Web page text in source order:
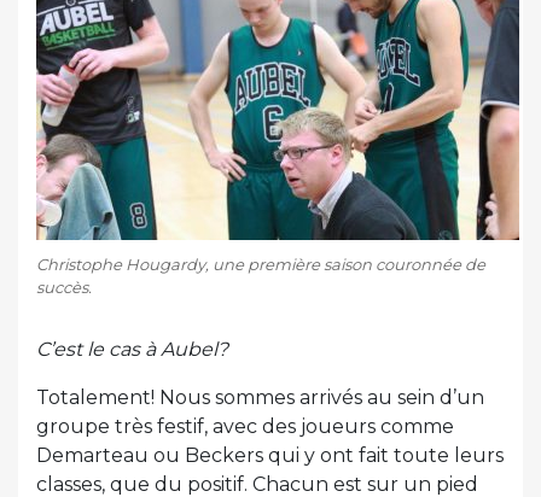
Christophe Hougardy, une première saison couronnée de
succès.
C’est le cas à Aubel?
Totalement! Nous sommes arrivés au sein d’un
groupe très festif, avec des joueurs comme
Demarteau ou Beckers qui y ont fait toute leurs
classes, que du positif. Chacun est sur un pied